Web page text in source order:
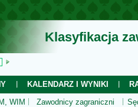
Klasyfikacja
KALENDARZ I WYNIKI
WIM Zawodnicy zagraniczni